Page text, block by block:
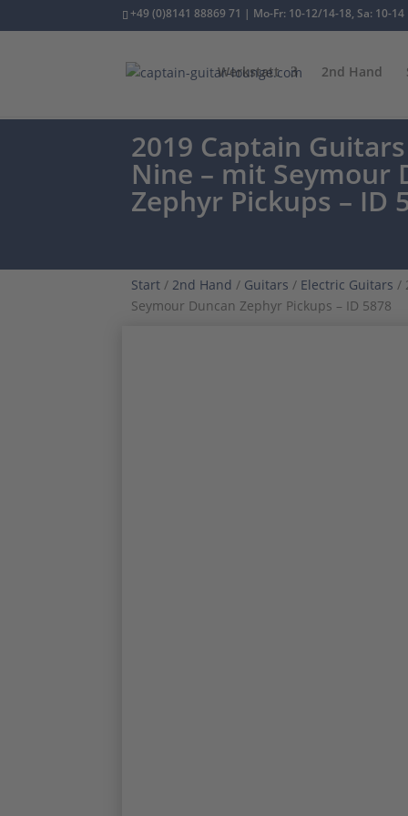
+49 (0)8141 88869 71 | Mo-Fr: 10-12/14-18, Sa: 10-14
Werkstatt 2nd Hand
2019 Captain
Nine – mit Seymour
Zephyr Pickups – ID
Start / 2nd Hand / Guitars / Electric Guitars /
Seymour Duncan Zephyr Pickups – ID 5878